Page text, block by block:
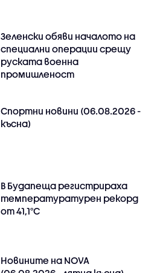
Зеленски обяви началото на
специални операции срещу
руската военна
промишленост
Спортни новини (06.08.2026 -
късна)
В Будапеща регистрираха
температуратурен рекорд
от 41,1°C
Новините на NOVA